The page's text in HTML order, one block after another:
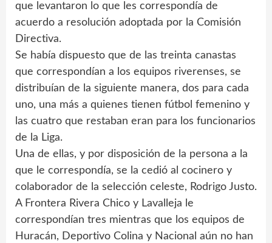
que levantaron lo que les correspondía de
acuerdo a resolución adoptada por la Comisión
Directiva.
Se había dispuesto que de las treinta canastas
que correspondían a los equipos riverenses, se
distribuían de la siguiente manera, dos para cada
uno, una más a quienes tienen fútbol femenino y
las cuatro que restaban eran para los funcionarios
de la Liga.
Una de ellas, y por disposición de la persona a la
que le correspondía, se la cedió al cocinero y
colaborador de la selección celeste, Rodrigo Justo.
A Frontera Rivera Chico y Lavalleja le
correspondían tres mientras que los equipos de
Huracán, Deportivo Colina y Nacional aún no han